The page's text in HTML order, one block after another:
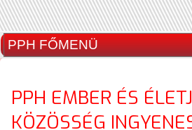
PPH EMBER ÉS
KÖZÖSSÉG